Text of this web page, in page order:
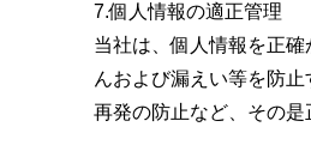
7.個人情報の適正管理
当社は、個人情報を正
んおよび漏えい等を防
再発の防止など、その是